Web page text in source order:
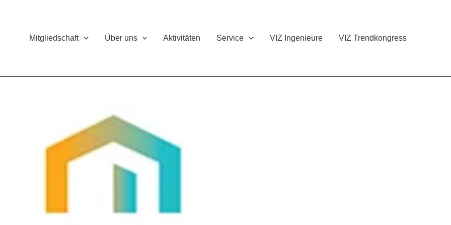
Mitgliedschaft Über uns Aktivitäten Service VIZ Ingenieure VIZ Trendkongress